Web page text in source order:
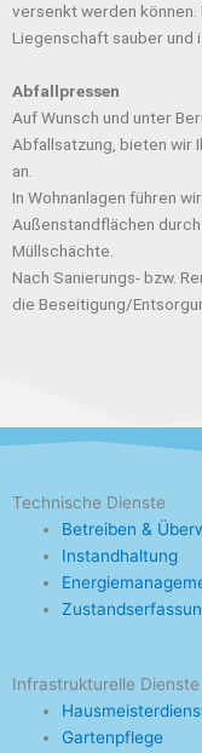
versenkt werden
Liegenschaft sauber und
Abfallpressen
Auf Wunsch und unter
Abfallsatzung, bieten wir
an.
In Wohnanlagen führen
Außenstandflächen
Müllschächte.
Nach Sanierungs- bzw.
die Beseitigung/
Technische Dienste
Betreiben &
Instandhaltung
Infrastrukturelle Dienste
Gartenpflege